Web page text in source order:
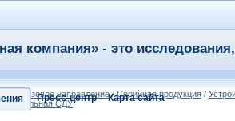
Пресс-центр Карта сайта
компания» - это
Нефтегазовое направление/Серийная продукция /
СДУ